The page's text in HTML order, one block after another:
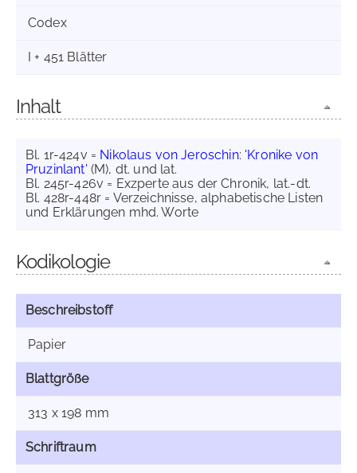
Codex
I + 451 Blätter
Inhalt
Bl. 1r-424v = Nikolaus von Jeroschin: 'Kronike von
Pruzinlant' (M), dt. und lat.
Bl. 245r-426v = Exzperte aus der Chronik, lat.-dt.
Bl. 428r-448r = Verzeichnisse, alphabetische Listen
und Erklärungen mhd. Worte
Kodikologie
Beschreibstoff
Papier
Blattgröße
313 x 198 mm
Schriftraum